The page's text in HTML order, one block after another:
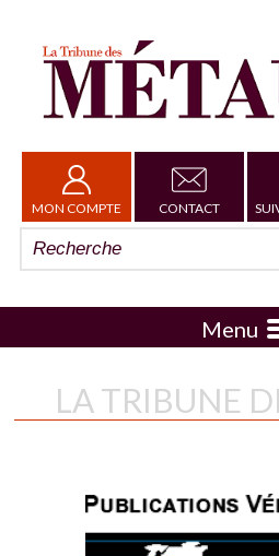
MON COMPTE CONTACT
Menu
LA TRIBUNE